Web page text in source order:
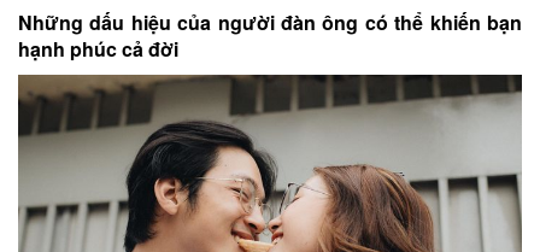
Những dấu hiệu của người đàn ông có thể khiến bạn
hạnh phúc cảđời